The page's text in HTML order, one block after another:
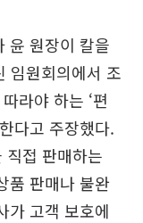
윤 원장이 칼을
임원회의에서 조
라야 하는 ‘편
다고 주장했다.
직접 판매하는
품 판매나 불완
가 고객 보호에